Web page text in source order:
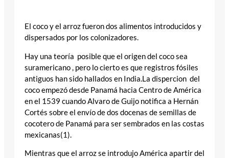
El coco y el arroz fueron dos alimentos introducidos y
dispersados por los colonizadores.
Hay una teoría posible que el origen del coco sea
suramericano , pero lo cierto es que registros fósiles
antiguos han sido hallados en India.La dispercion del
coco empezó desde Panamá hacia Centro de América
en el 1539 cuando Alvaro de Guijo notifica a Hernán
Cortés sobre el envío de dos docenas de semillas de
cocotero de Panamá para ser sembrados en las costas
mexicanas(1).
Mientras que el arroz se introdujo América apartir del